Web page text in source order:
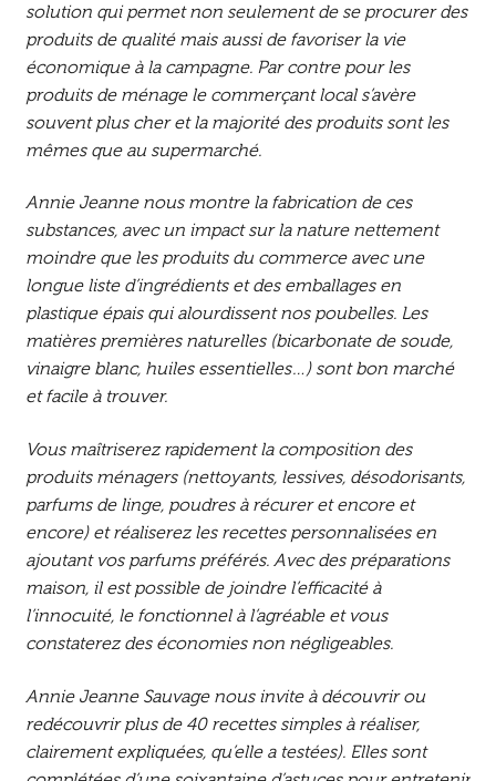
solution qui permet non seulement de se procurer des
produits de qualité mais aussi de favoriser la vie
économique à la campagne. Par contre pour les
produits de ménage le commerçant local s’avère
souvent plus cher et la majorité des produits sont les
mêmes que au supermarché.
Annie Jeanne nous montre la fabrication de ces
substances, avec un impact sur la nature nettement
moindre que les produits du commerce avec une
longue liste d’ingrédients et des emballages en
plastique épais qui alourdissent nos poubelles. Les
matières premières naturelles (bicarbonate de soude,
vinaigre blanc, huiles essentielles…) sont bon marché
et facile à trouver.
Vous maîtriserez rapidement la composition des
produits ménagers (nettoyants, lessives, désodorisants,
parfums de linge, poudres à récurer et encore et
encore) et réaliserez les recettes personnalisées en
ajoutant vos parfums préférés. Avec des préparations
maison, il est possible de joindre l’efficacité à
l’innocuité, le fonctionnel à l’agréable et vous
constaterez des économies non négligeables.
Annie Jeanne Sauvage nous invite à découvrir ou
redécouvrir plus de 40 recettes simples à réaliser,
clairement expliquées, qu’elle a testées). Elles sont